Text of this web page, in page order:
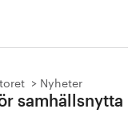
Nyheter
samhällsnytta